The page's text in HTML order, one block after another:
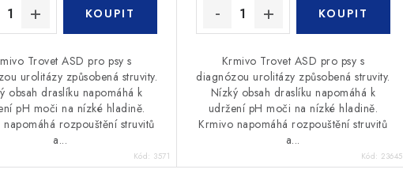
Trovet ASD pro psy s
urolitázy způsobená struvity.
obsah draslíku napomáhá k
pH moči na nízké hladině.
rozpouštění struvitů
a...
Kód: 3571
Krmivo Trovet ASD pro psy s
diagnózou urolitázy způsobená struvity.
Nízký obsah draslíku napomáhá k
udržení pH moči na nízké hladině.
Krmivo napomáhá rozpouštění struvitů
a...
Kód: 23645